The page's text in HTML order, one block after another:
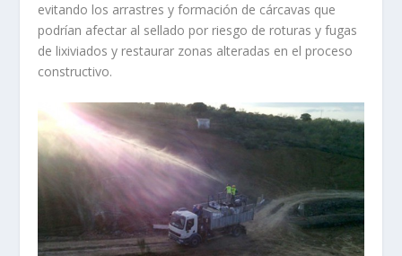
evitando los arrastres y formación de cárcavas que
podrían afectar al sellado por riesgo de roturas y fugas
de lixiviados y restaurar zonas alteradas en el proceso
constructivo.